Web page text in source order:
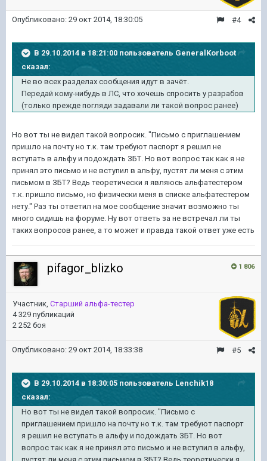
#4
Опубликовано: 29 окт 2014, 18:30:05
В 29.10.2014 в 18:21:00 пользователь GeneralKorboot
сказал:
Не во всех разделах сообщения идут в зачёт.
Передай кому-нибудь в ЛС, что хочешь спросить у разрабов
(только прежде погляди задавали ли такой вопрос ранее)
​Но вот ты не видел такой вопросик. "Письмо с приглашением
пришло на почту но т.к. там требуют паспорт я решил не
вступать в альфу и подождать ЗБТ. Но вот вопрос так как я не
принял это письмо и не вступил в альфу, пустят ли меня с этим
письмом в ЗБТ? Ведь теоретически я являюсь альфатестером
т.к. пришло письмо, но физически меня в списке альфатестером
нету." Раз ты ответил на мое сообщение значит возможно ты
много сидишь на форуме. Ну вот ответь за не встречал ли ты
таких вопросов ранее, а то может и правда такой ответ уже есть
1 806
pifagor_blizko
Участник, Старший альфа-тестер
4 329 публикаций
2 252 боя
#5
Опубликовано: 29 окт 2014, 18:33:38
В 29.10.2014 в 18:30:05 пользователь Lenchik18
сказал:
​Но вот ты не видел такой вопросик. "Письмо с
приглашением пришло на почту но т.к. там требуют паспорт
я решил не вступать в альфу и подождать ЗБТ. Но вот
вопрос так как я не принял это письмо и не вступил в альфу,